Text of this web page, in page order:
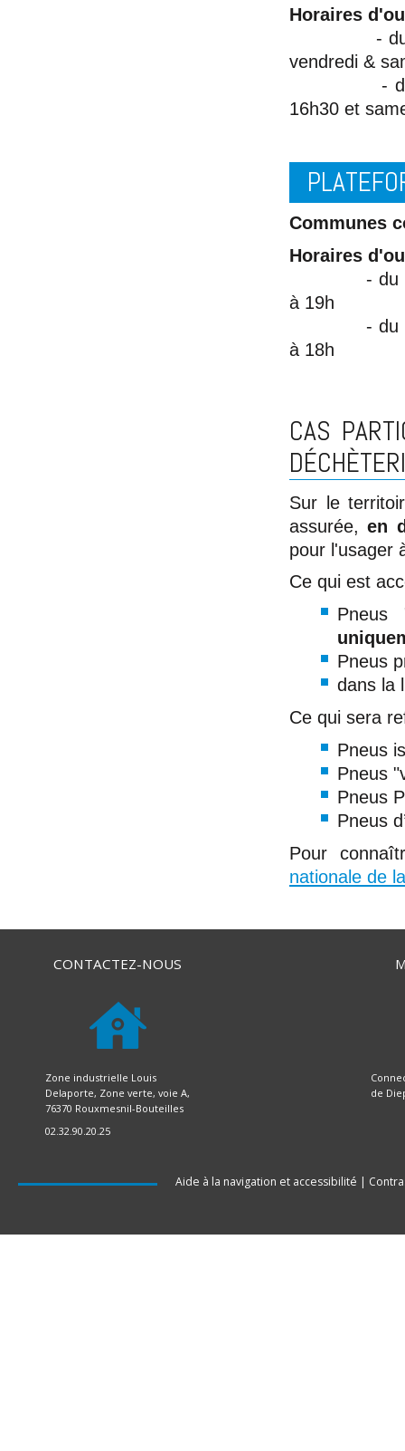
Horaires
- du 1er
vendredi &
- du 1er
16h30 et
Communes
Horaires
- du 15
à 19h
- du 16
à 18h
CAS
Sur le
assurée,en
pour l'usager
Ce qui est
Pneus
dans la
Ce qui sera
Pneus
Pneus
Pneus
Pneus
Pour
nationale de
CONTACTEZ-NOUS
Zone industrielle Louis
Delaporte, Zone verte, voie A,
76370 Rouxmesnil-Bouteilles
02.32.90.20.25
de
Aide à la navigation et accessibilité |